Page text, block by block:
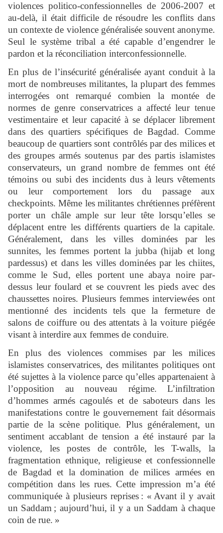
violences politico-confessionnelles de 2006-2007 et
au-delà, il était difficile de résoudre les conflits dans
un contexte de violence généralisée souvent anonyme.
Seul le système tribal a été capable d’engendrer le
pardon et la réconciliation interconfessionnelle.
En plus de l’insécurité généralisée ayant conduit à la
mort de nombreuses militantes, la plupart des femmes
interrogées ont remarqué combien la montée de
normes de genre conservatrices a affecté leur tenue
vestimentaire et leur capacité à se déplacer librement
dans des quartiers spécifiques de Bagdad. Comme
beaucoup de quartiers sont contrôlés par des milices et
des groupes armés soutenus par des partis islamistes
conservateurs, un grand nombre de femmes ont été
témoins ou subi des incidents dus à leurs vêtements
ou leur comportement lors du passage aux
checkpoints. Même les militantes chrétiennes préfèrent
porter un châle ample sur leur tête lorsqu’elles se
déplacent entre les différents quartiers de la capitale.
Généralement, dans les villes dominées par les
sunnites, les femmes portent la jubba (hijab et long
pardessus) et dans les villes dominées par les chiites,
comme le Sud, elles portent une abaya noire par-
dessus leur foulard et se couvrent les pieds avec des
chaussettes noires. Plusieurs femmes interviewées ont
mentionné des incidents tels que la fermeture de
salons de coiffure ou des attentats à la voiture piégée
visant à interdire aux femmes de conduire.
En plus des violences commises par les milices
islamistes conservatrices, des militantes politiques ont
été sujettes à la violence parce qu’elles appartenaient à
l’opposition au nouveau régime. L’infiltration
d’hommes armés cagoulés et de saboteurs dans les
manifestations contre le gouvernement fait désormais
partie de la scène politique. Plus généralement, un
sentiment accablant de tension a été instauré par la
violence, les postes de contrôle, les T-walls, la
fragmentation ethnique, religieuse et confessionnelle
de Bagdad et la domination de milices armées en
compétition dans les rues. Cette impression m’a été
communiquée à plusieurs reprises : « Avant il y avait
un Saddam ; aujourd’hui, il y a un Saddam à chaque
coin de rue. »